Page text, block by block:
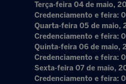
Terça-feira 04 de maio,
Credenciamento e feira:
Quarta-feira 05 de maio,
Credenciamento e feira:
Quinta-feira 06 de maio,
Credenciamento e feira:
Sexta-feira 07 de maio,
Credenciamento e feira: